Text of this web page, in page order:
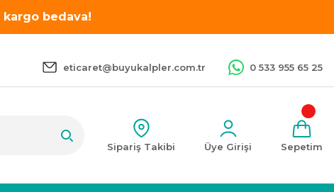
kargo bedava!
eticaret@buyukalpler.com.tr 0 533 955 65 25
Sipariş Takibi Üye Girişi Sepetim